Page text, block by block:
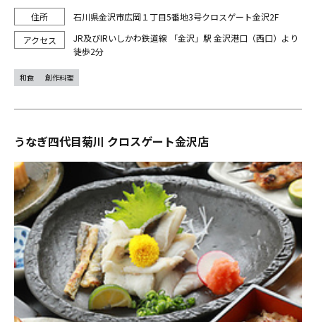
石川県金沢市広岡１丁目5番地3号クロスゲート金沢2F
JR及びIRいしかわ鉄道線 「金沢」駅 金沢港口（西口）より
徒歩2分
和食 創作料理
うなぎ四代目菊川 クロスゲート金沢店